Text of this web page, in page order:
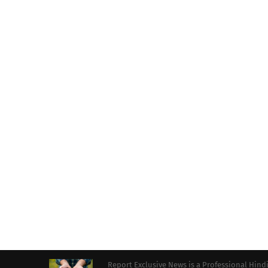
Report Exclusive News is a Professional